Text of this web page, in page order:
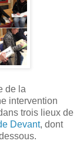
de la
intervention
trois lieux de
Devant, dont